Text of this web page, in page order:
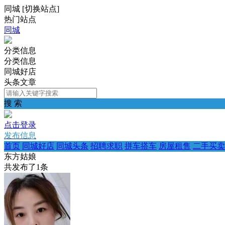
同城 [切换站点]
热门站点
同城
分类信息
分类信息
同城好店
头条文章
搜 索
点击登录
发布信息
首页 同城好店 同城头条 招聘求职 拼车搭车 房屋租售 二手买卖
东方姑娘
共发布了1条